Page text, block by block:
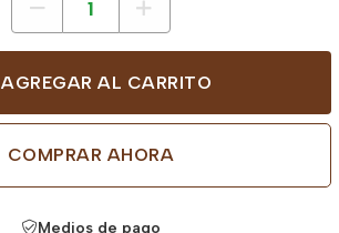
AGREGAR AL CARRITO
COMPRAR AHORA
Medios de pago